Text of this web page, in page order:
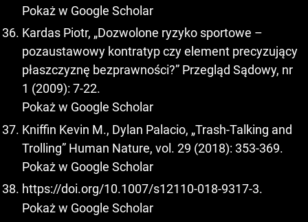
Pokaż w Google Scholar
Kardas Piotr, „Dozwolone ryzyko sportowe –
pozaustawowy kontratyp czy element precyzujący
płaszczyznę bezprawności?” Przegląd Sądowy, nr
1 (2009): 7-22.
Pokaż w Google Scholar
Kniffin Kevin M., Dylan Palacio, „Trash-Talking and
Trolling” Human Nature, vol. 29 (2018): 353-369.
Pokaż w Google Scholar
https://doi.org/10.1007/s12110-018-9317-3.
Pokaż w Google Scholar